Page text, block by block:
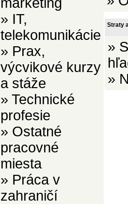
» IT,
telekomunikácie
» Prax,
výcvikové kurzy
a stáže
» Technické
profesie
» Ostatné
pracovné
miesta
» Práca v
zahraničí
Straty
»
»